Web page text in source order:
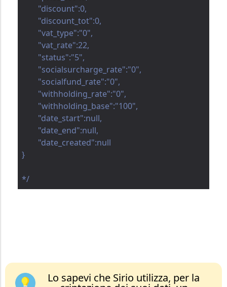
}
*/
Lo sapevi che Sirio utilizza, per la